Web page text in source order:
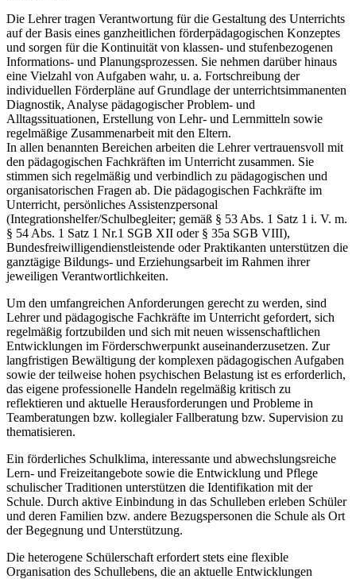
Die Lehrer tragen Verantwortung für die Gestaltung des Unterrichts
auf der Basis eines ganzheitlichen förderpädagogischen Konzeptes
und sorgen für die Kontinuität von klassen- und stufenbezogenen
Informations- und Planungsprozessen. Sie nehmen darüber hinaus
eine Vielzahl von Aufgaben wahr, u. a. Fortschreibung der
individuellen Förderpläne auf Grundlage der unterrichtsimmanenten
Diagnostik, Analyse pädagogischer Problem- und
Alltagssituationen, Erstellung von Lehr- und Lernmitteln sowie
regelmäßige Zusammenarbeit mit den Eltern.
In allen benannten Bereichen arbeiten die Lehrer vertrauensvoll mit
den pädagogischen Fachkräften im Unterricht zusammen. Sie
stimmen sich regelmäßig und verbindlich zu pädagogischen und
organisatorischen Fragen ab. Die pädagogischen Fachkräfte im
Unterricht, persönliches Assistenzpersonal
(Integrationshelfer/Schulbegleiter; gemäß § 53 Abs. 1 Satz 1 i. V. m.
§ 54 Abs. 1 Satz 1 Nr.1 SGB XII oder § 35a SGB VIII),
Bundesfreiwilligendienstleistende oder Praktikanten unterstützen die
ganztägige Bildungs- und Erziehungsarbeit im Rahmen ihrer
jeweiligen Verantwortlichkeiten.
Um den umfangreichen Anforderungen gerecht zu werden, sind
Lehrer und pädagogische Fachkräfte im Unterricht gefordert, sich
regelmäßig fortzubilden und sich mit neuen wissenschaftlichen
Entwicklungen im Förderschwerpunkt auseinanderzusetzen. Zur
langfristigen Bewältigung der komplexen pädagogischen Aufgaben
sowie der teilweise hohen psychischen Belastung ist es erforderlich,
das eigene professionelle Handeln regelmäßig kritisch zu
reflektieren und aktuelle Herausforderungen und Probleme in
Teamberatungen bzw. kollegialer Fallberatung bzw. Supervision zu
thematisieren.
Ein förderliches Schulklima, interessante und abwechslungsreiche
Lern- und Freizeitangebote sowie die Entwicklung und Pflege
schulischer Traditionen unterstützen die Identifikation mit der
Schule. Durch aktive Einbindung in das Schulleben erleben Schüler
und deren Familien bzw. andere Bezugspersonen die Schule als Ort
der Begegnung und Unterstützung.
Die heterogene Schülerschaft erfordert stets eine flexible
Organisation des Schullebens, die an aktuelle Entwicklungen